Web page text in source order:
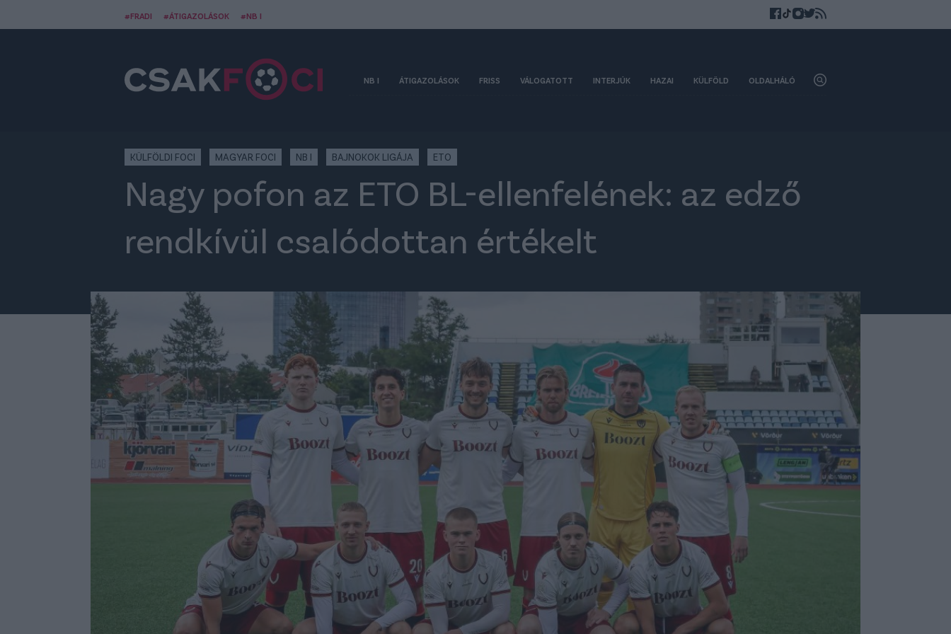
#FRADI #ÁTIGAZOLÁSOK #NB I
NB I ÁTIGAZOLÁSOK FRISS VÁLOGATOTT INTERJÚK HAZAI KÜLFÖLD OLDALHÁLÓ
KÜLFÖLDI FOCI MAGYAR FOCI NB I BAJNOKOK LIGÁJA ETO
Nagy pofon az ETO BL-ellenfelének: az edző
rendkívül csalódottan értékelt